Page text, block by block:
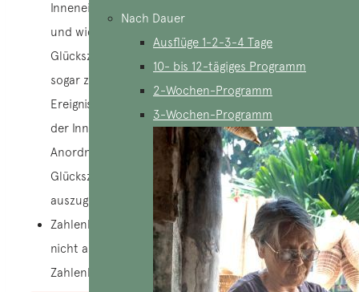
Nach Dauer
Ausflüge 1-2-3-4 Tage
10- bis 12-tägiges Programm
2-Wochen-Programm
3-Wochen-Programm
Inneneinrichtung, bei Adressen, Telefonnummern
und wichtigen Daten. Die Menschen wählen oft
Glückszahlen für ihre Häuser, Autokennzeichen und
sogar zur Festlegung von Daten für wichtige
Ereignisse wie Hochzeiten und Umzüge. Im Rahmen
der Inneneinrichtung beeinflusst Feng Shui die
Anordnung von Gegenständen im Haus, wobei oft
Glückszahlen verwendet werden, um die Energien
auszugleichen.
Zahlenkombinationen: Feng Shui beschränkt sich
nicht auf einzelne Zahlen, sondern betrachtet auch
Zahlenkombinationen.